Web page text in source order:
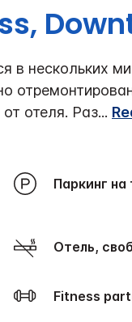
в нескольких
отеля. Раз...
Паркинг
Отель,
Fitness